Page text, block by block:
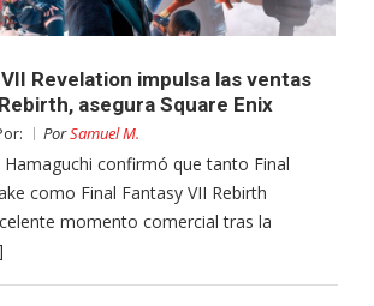
Revelation impulsa las ventas
asegura Square Enix
PorSamuel M.
confirmó que tanto Final
como Final Fantasy VII Rebirth
momento comercial tras la